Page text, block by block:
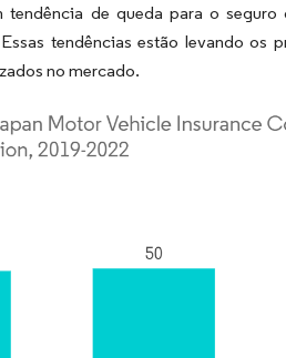
de queda para o
tendências estão levando os
no mercado.